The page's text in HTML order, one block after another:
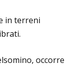
in terreni
occorre